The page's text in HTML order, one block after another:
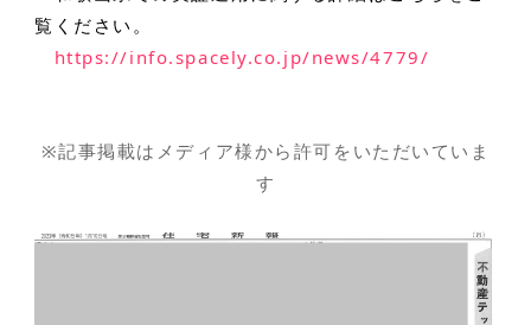
覧ください。
https://info.spacely.co.jp/news/4779/
※記事掲載はメディア様から許可をいただいていま
す